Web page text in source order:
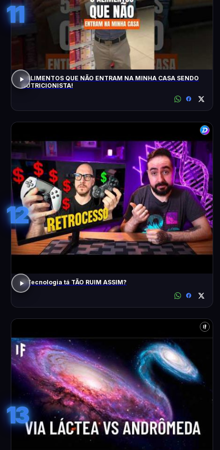
11
5 ALIMENTOS QUE NÃO ENTRAM NA MINHA CASA SENDO
NUTRICIONISTA!
12
A Tecnologia tá TÃO RUIM ASSIM?
13